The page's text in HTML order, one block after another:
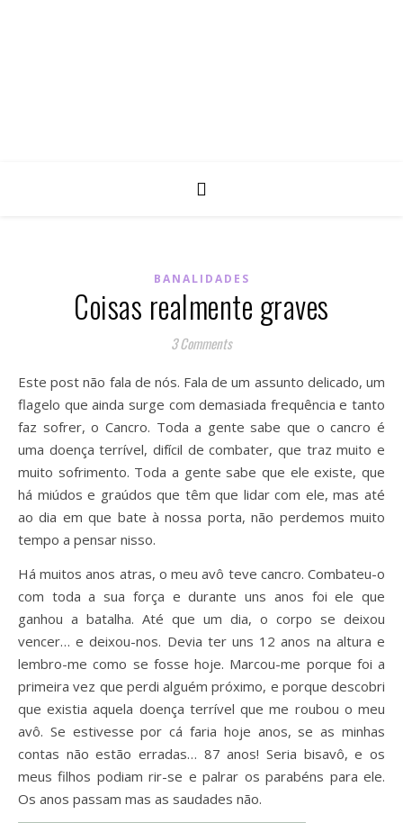
BANALIDADES
Coisas realmente graves
3 Comments
Este post não fala de nós. Fala de um assunto delicado, um
flagelo que ainda surge com demasiada frequência e tanto
faz sofrer, o Cancro. Toda a gente sabe que o cancro é
uma doença terrível, difícil de combater, que traz muito e
muito sofrimento. Toda a gente sabe que ele existe, que
há miúdos e graúdos que têm que lidar com ele, mas até
ao dia em que bate à nossa porta, não perdemos muito
tempo a pensar nisso.
Há muitos anos atras, o meu avô teve cancro. Combateu-o
com toda a sua força e durante uns anos foi ele que
ganhou a batalha. Até que um dia, o corpo se deixou
vencer… e deixou-nos. Devia ter uns 12 anos na altura e
lembro-me como se fosse hoje. Marcou-me porque foi a
primeira vez que perdi alguém próximo, e porque descobri
que existia aquela doença terrível que me roubou o meu
avô. Se estivesse por cá faria hoje anos, se as minhas
contas não estão erradas… 87 anos! Seria bisavô, e os
meus filhos podiam rir-se e palrar os parabéns para ele.
Os anos passam mas as saudades não.